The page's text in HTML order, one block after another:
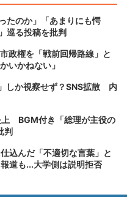
たのか」「あまりにも愕
巡る投稿を批判
政権を「戦前回帰路線」と
いかねない」
しか視察せず？SNS拡散 内
上 BGM付き「総理が主役の
判
込んだ「不適切な言葉」と
道も...大学側は説明拒否